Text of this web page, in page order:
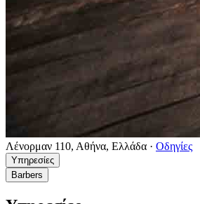
Λένορμαν 110, Αθήνα, Ελλάδα · Οδηγίες
Υπηρεσίες
Barbers